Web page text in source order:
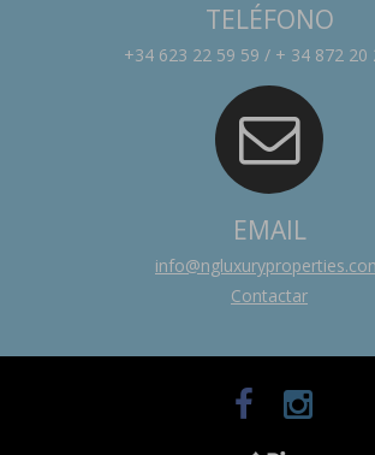
TELÉFONO
+34 623 22 59 59 / + 34 872 20
EMAIL
Contactar